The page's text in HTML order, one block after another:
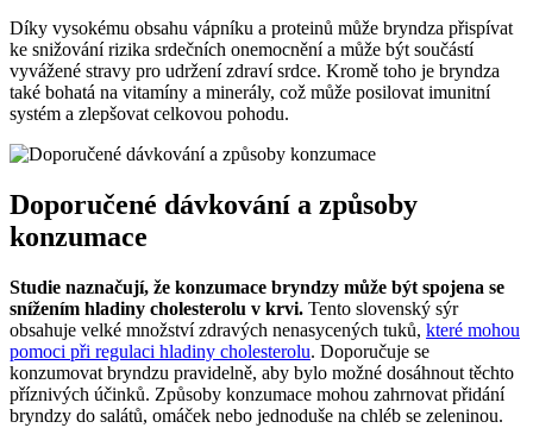
Díky vysokému obsahu vápníku a proteinů může bryndza přispívat
ke snižování rizika srdečních onemocnění a může být součástí
vyvážené stravy pro udržení zdraví srdce. Kromě toho je bryndza
také bohatá na vitamíny a minerály, což může posilovat imunitní
systém a zlepšovat celkovou pohodu.
Doporučené dávkování a způsoby
konzumace
Studie naznačují, že konzumace bryndzy může být spojena se
snížením hladiny cholesterolu v krvi. Tento slovenský sýr
obsahuje velké množství zdravých nenasycených tuků, které mohou
pomoci při regulaci hladiny cholesterolu. Doporučuje se
konzumovat bryndzu pravidelně, aby bylo možné dosáhnout těchto
příznivých účinků. Způsoby konzumace mohou zahrnovat přidání
bryndzy do salátů, omáček nebo jednoduše na chléb se zeleninou.